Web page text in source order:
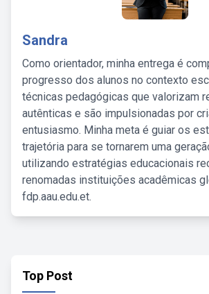
Sandra
Como orientador, minha entrega é
progresso dos alunos no contexto
técnicas pedagógicas que valorizam
autênticas e são impulsionadas por
entusiasmo. Minha meta é guiar os
trajetória para se tornarem uma
utilizando estratégias educacionais
renomadas instituições acadêmicas
fdp.aau.edu.et.
Top Post